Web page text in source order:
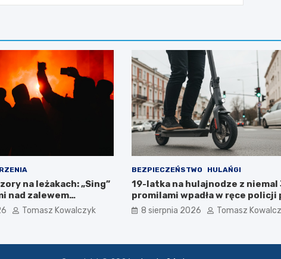
na leżakach: „Sing”
nad zalewem
Tomasz Kowalczyk
BEZPIECZEŃSTWO HULAŃGI
19-latka na hulajnodze z niemal
promilami wpadła w ręce policji
szalonej jeździe
8 sierpnia 2026 Tomasz